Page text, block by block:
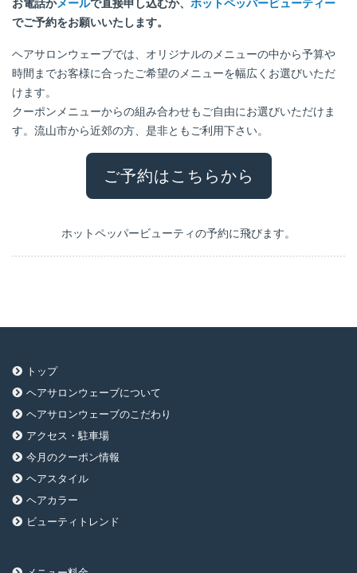
でご予約をお願いいたします。
ヘアサロンウェーブでは、オリジナルのメニューの中から予算や
時間までお客様に合ったご希望のメニューを幅広くお選びいただ
けます。
クーポンメニューからの組み合わせもご自由にお選びいただけま
す。流山市から近郊の方、是非ともご利用下さい。
ご予約はこちらから
ホットペッパービューティの予約に飛びます。
トップ
ヘアサロンウェーブについて
ヘアサロンウェーブのこだわり
アクセス・駐車場
今月のクーポン情報
ヘアスタイル
ヘアカラー
ビューティトレンド